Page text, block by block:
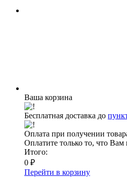
Ваша корзина
Бесплатная доставка до
Оплата при получении
Оплатите только то, что
Итого:
0 ₽
Перейти в корзину